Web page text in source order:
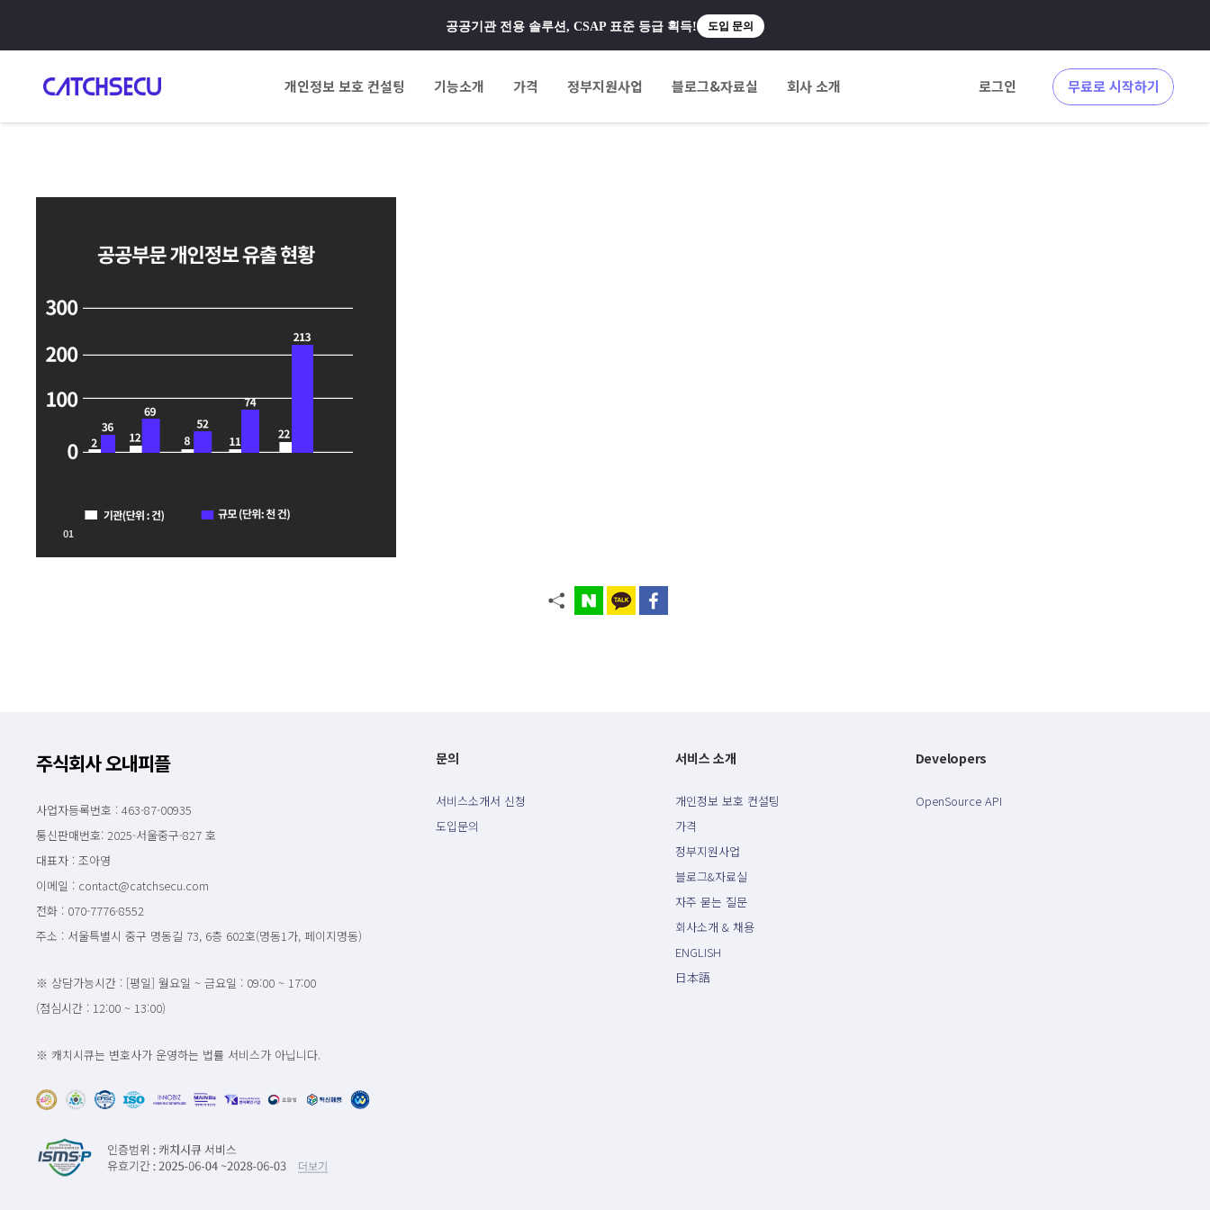
공공기관 전용 솔루션, CSAP 표준 등급 획득! 도입 문의
개인정보 보호 컨설팅 기능소개 가격 정부지원사업 블로그&자료실 회사 소개 로그인 무료로 시작하기
주식회사 오내피플
사업자등록번호 : 463-87-00935
통신판매번호: 2025-서울중구-827 호
대표자 : 조아영
이메일 : contact@catchsecu.com
전화 : 070-7776-8552
주소 : 서울특별시 중구 명동길 73, 6층 602호(명동1가, 페이지명동)
※ 상담가능시간 : [평일] 월요일 ~ 금요일 : 09:00 ~ 17:00
(점심시간 : 12:00 ~ 13:00)
※ 캐치시큐는 변호사가 운영하는 법률 서비스가 아닙니다.
문의
서비스소개서 신청
도입문의
서비스 소개
개인정보 보호 컨설팅
가격
정부지원사업
블로그&자료실
자주 묻는 질문
회사소개 & 채용
ENGLISH
日本語
Developers
OpenSource API